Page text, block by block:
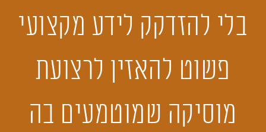
בלי להזדקק לידע מקצועי
פשוט להאזין לרצועת
מוסיקה שמוטמעים בה